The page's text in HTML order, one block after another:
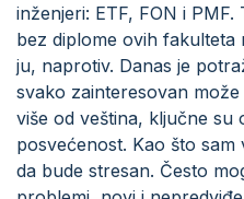
inženjeri: ETF, FON i
bez diplome ovih fakulteta
ju, naprotiv. Danas je
svako zainteresovan
više od veština, ključne su
posvećenost. Kao što
da bude stresan. Često